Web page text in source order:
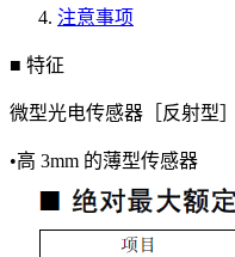
注意事项
■ 特征
微型光电传感器［反射型］
•高 3mm 的薄型传感器